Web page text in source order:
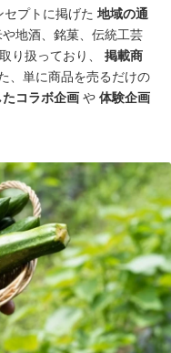
セプトに掲げた 地域の通
地酒、銘菓、伝統工芸
り扱っており、 掲載商
、単に商品を売るだけの
コラボ企画 や 体験企画